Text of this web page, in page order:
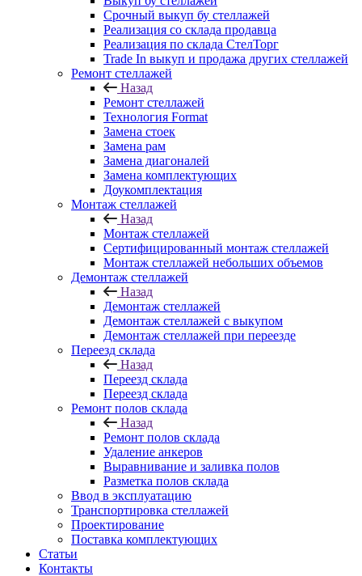
Срочный выкуп бу стеллажей
Реализация со склада продавца
Реализация по склада СтелТорг
Trade In выкуп и продажа других стеллажей
Ремонт стеллажей
Назад
Ремонт стеллажей
Технология Format
Замена стоек
Замена рам
Замена диагоналей
Замена комплектующих
Доукомплектация
Монтаж стеллажей
Назад
Монтаж стеллажей
Сертифицированный монтаж стеллажей
Монтаж стеллажей небольших объемов
Демонтаж стеллажей
Назад
Демонтаж стеллажей
Демонтаж стеллажей с выкупом
Демонтаж стеллажей при переезде
Переезд склада
Назад
Переезд склада
Переезд склада
Ремонт полов склада
Назад
Ремонт полов склада
Удаление анкеров
Выравнивание и заливка полов
Разметка полов склада
Ввод в эксплуатацию
Транспортировка стеллажей
Проектирование
Поставка комплектующих
Статьи
Контакты